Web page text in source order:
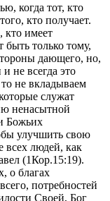
когда тот, кто
кто получает.
кто имеет
только тому,
дающего, но,
не всегда это
не вкладываем
служат
ненасытной
Божьих
улучшить свою
всех людей, как
(1Кор.15:19).
о благах
потребностей
Своей, Бог